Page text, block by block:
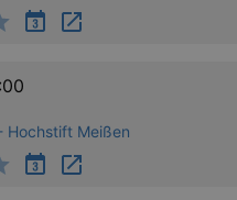
Hochstift Meißen
XSRF-TOKEN